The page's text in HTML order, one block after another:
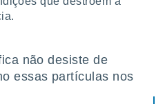
não desiste de
essas partículas nos